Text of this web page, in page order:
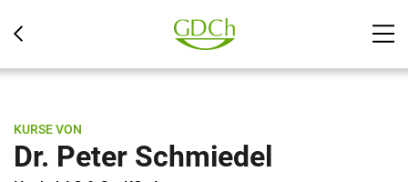
KURSE VON
Dr. Peter Schmiedel